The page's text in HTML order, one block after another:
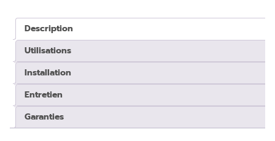
Description
Utilisations
Installation
Entretien
Garanties